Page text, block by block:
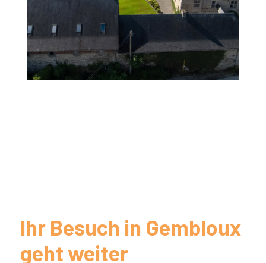
Ihr Besuch in Gembloux
geht weiter